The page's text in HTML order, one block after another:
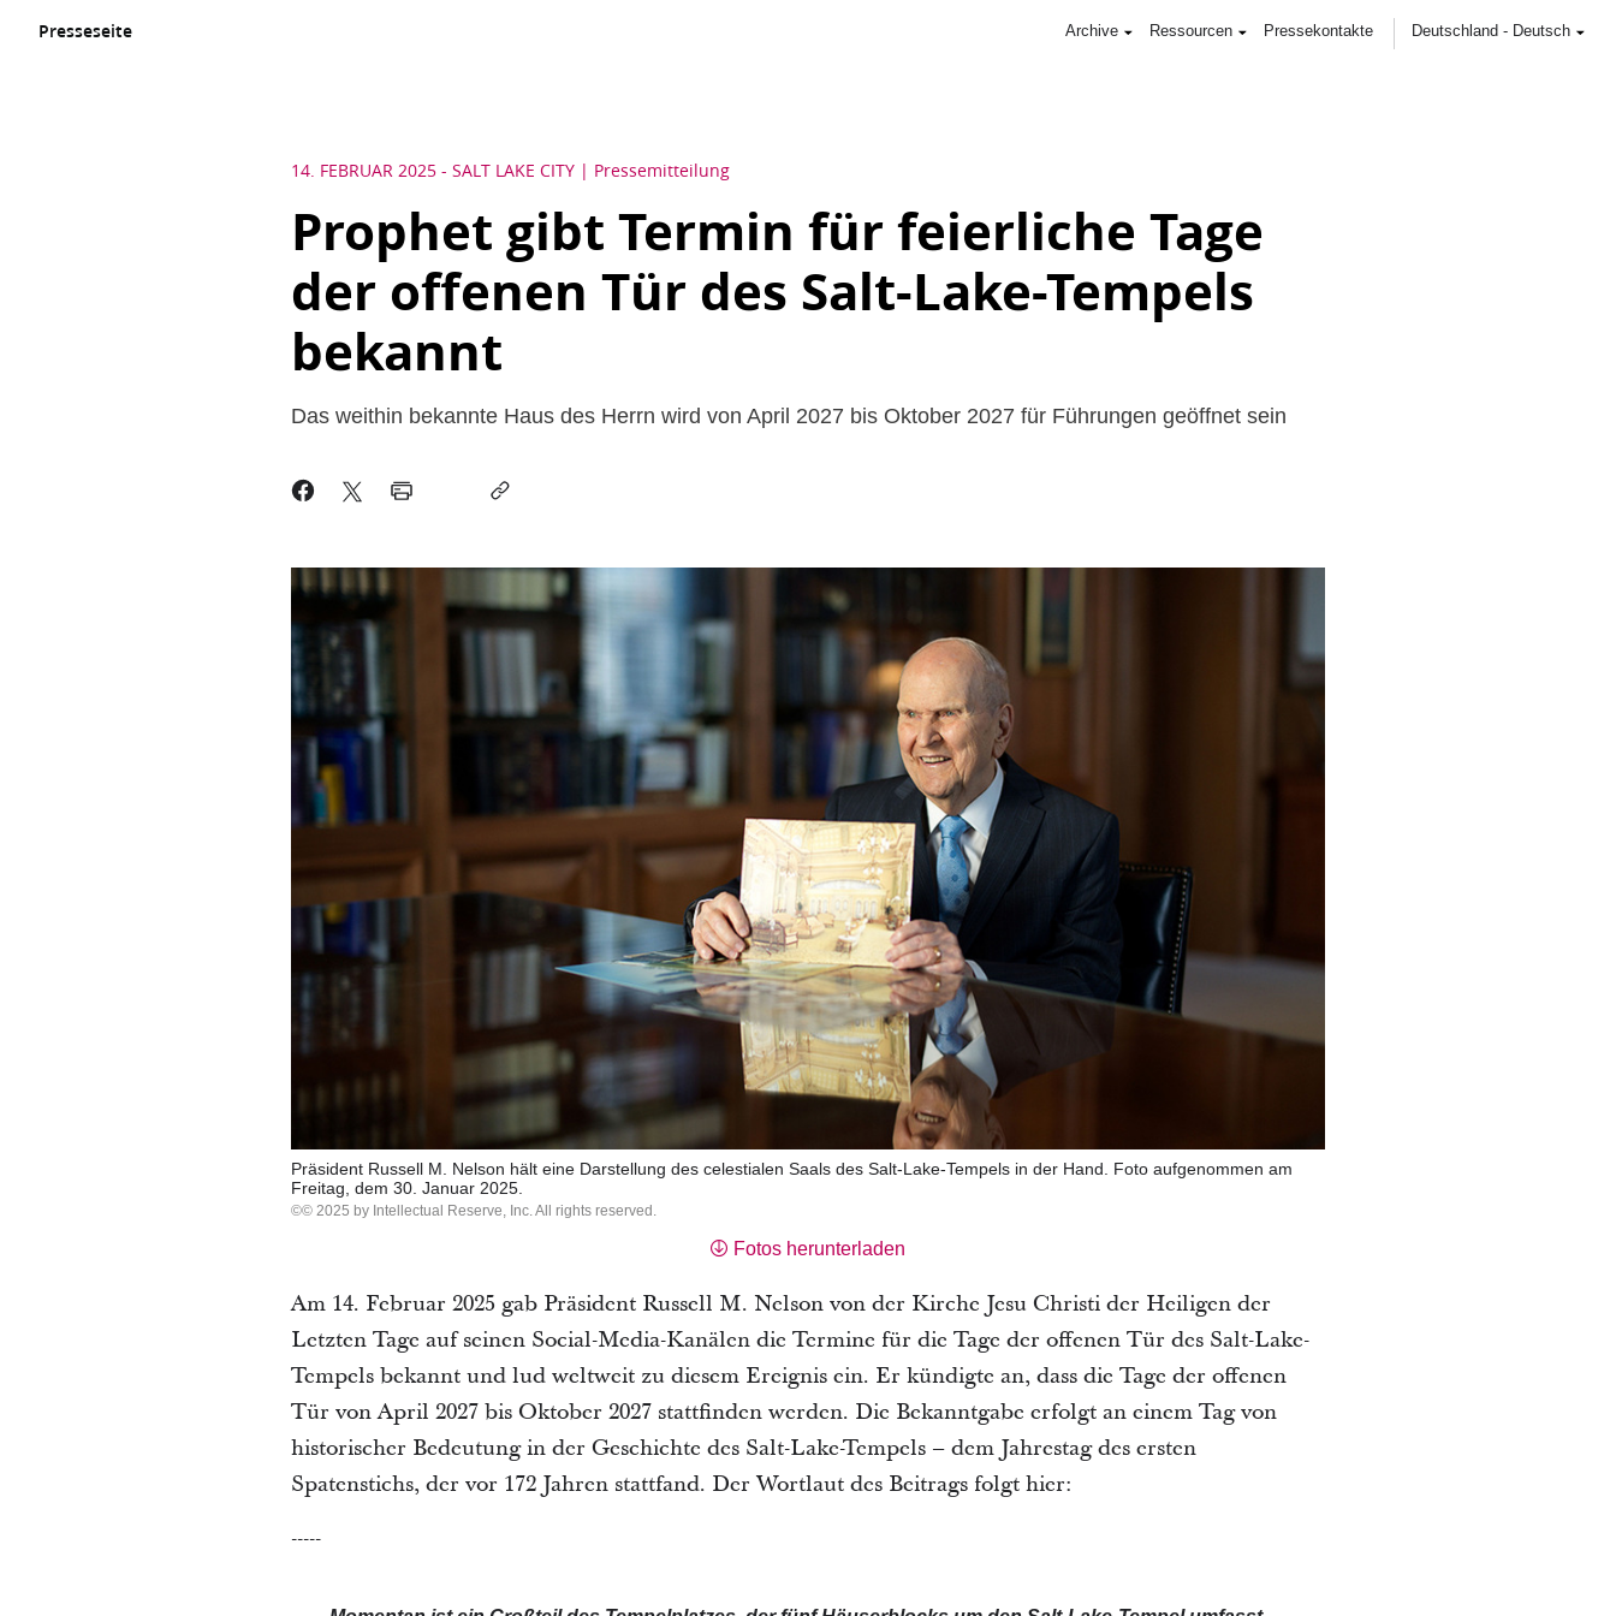
Presseseite Archive Ressourcen Pressekontakte Deutschland - Deutsch
14. FEBRUAR 2025 - SALT LAKE CITY Pressemitteilung
Prophet gibt Termin für feierliche Tage
der offenen Tür des Salt-Lake-Tempels
bekannt
Das weithin bekannte Haus des Herrn wird von April 2027 bis Oktober 2027 für Führungen geöffnet sein
Präsident Russell M. Nelson hält eine Darstellung des celestialen Saals des Salt-Lake-Tempels in der Hand. Foto aufgenommen am
Freitag, dem 30. Januar 2025.
© 2025 by Intellectual Reserve, Inc. All rights reserved.
Fotos herunterladen
Am 14. Februar 2025 gab Präsident Russell M. Nelson von der Kirche Jesu Christi der Heiligen der
Letzten Tage auf seinen Social-Media-Kanälen die Termine für die Tage der offenen Tür des Salt-Lake-
Tempels bekannt und lud weltweit zu diesem Ereignis ein. Er kündigte an, dass die Tage der offenen
Tür von April 2027 bis Oktober 2027 stattfinden werden. Die Bekanntgabe erfolgt an einem Tag von
historischer Bedeutung in der Geschichte des Salt-Lake-Tempels – dem Jahrestag des ersten
Spatenstichs, der vor 172 Jahren stattfand. Der Wortlaut des Beitrags folgt hier:
-----